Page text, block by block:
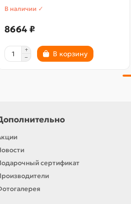
В наличии ✓
8664 ₽
В корзину
сертификат